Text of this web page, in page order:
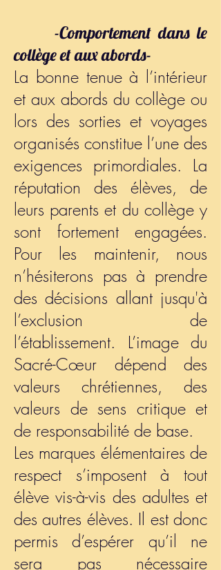
-Comportement dans le
collège et aux abords-
La bonne tenue à l’intérieur
et aux abords du collège ou
lors des sorties et voyages
organisés constitue l’une des
exigences primordiales. La
réputation des élèves, de
leurs parents et du collège y
sont fortement engagées.
Pour les maintenir, nous
n’hésiterons pas à prendre
des décisions allant jusqu'à
l’exclusion de
l’établissement. L’image du
Sacré-Cœur dépend des
valeurs chrétiennes, des
valeurs de sens critique et
de responsabilité de base.
Les marques élémentaires de
respect s’imposent à tout
élève vis-à-vis des adultes et
des autres élèves. Il est donc
permis d’espérer qu’il ne
sera pas nécessaire